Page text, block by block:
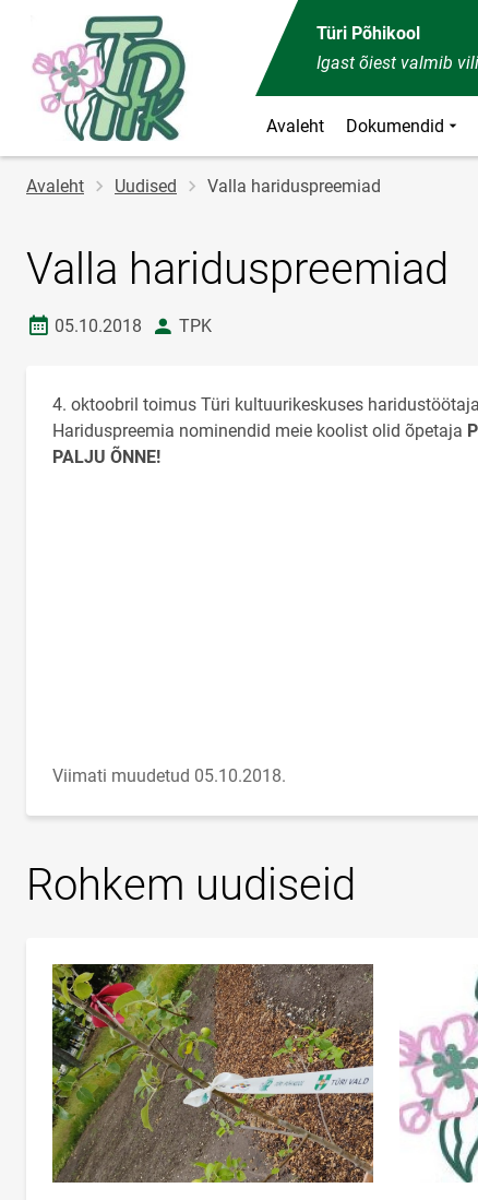
Türi Põhikool
Igast õiest valmib
Avaleht Dokumendid
Jälglink
Avaleht Uudised Valla hariduspreemiad
Valla hariduspreemiad
Loomise kuupäev
05.10.2018 autorTPK
4. oktoobril toimus Türi kultuurikeskuses
Hariduspreemia nominendid meie koolist olid õpetaja
PALJU ÕNNE!
Viimati muudetud 05.10.2018.
Rohkem uudiseid